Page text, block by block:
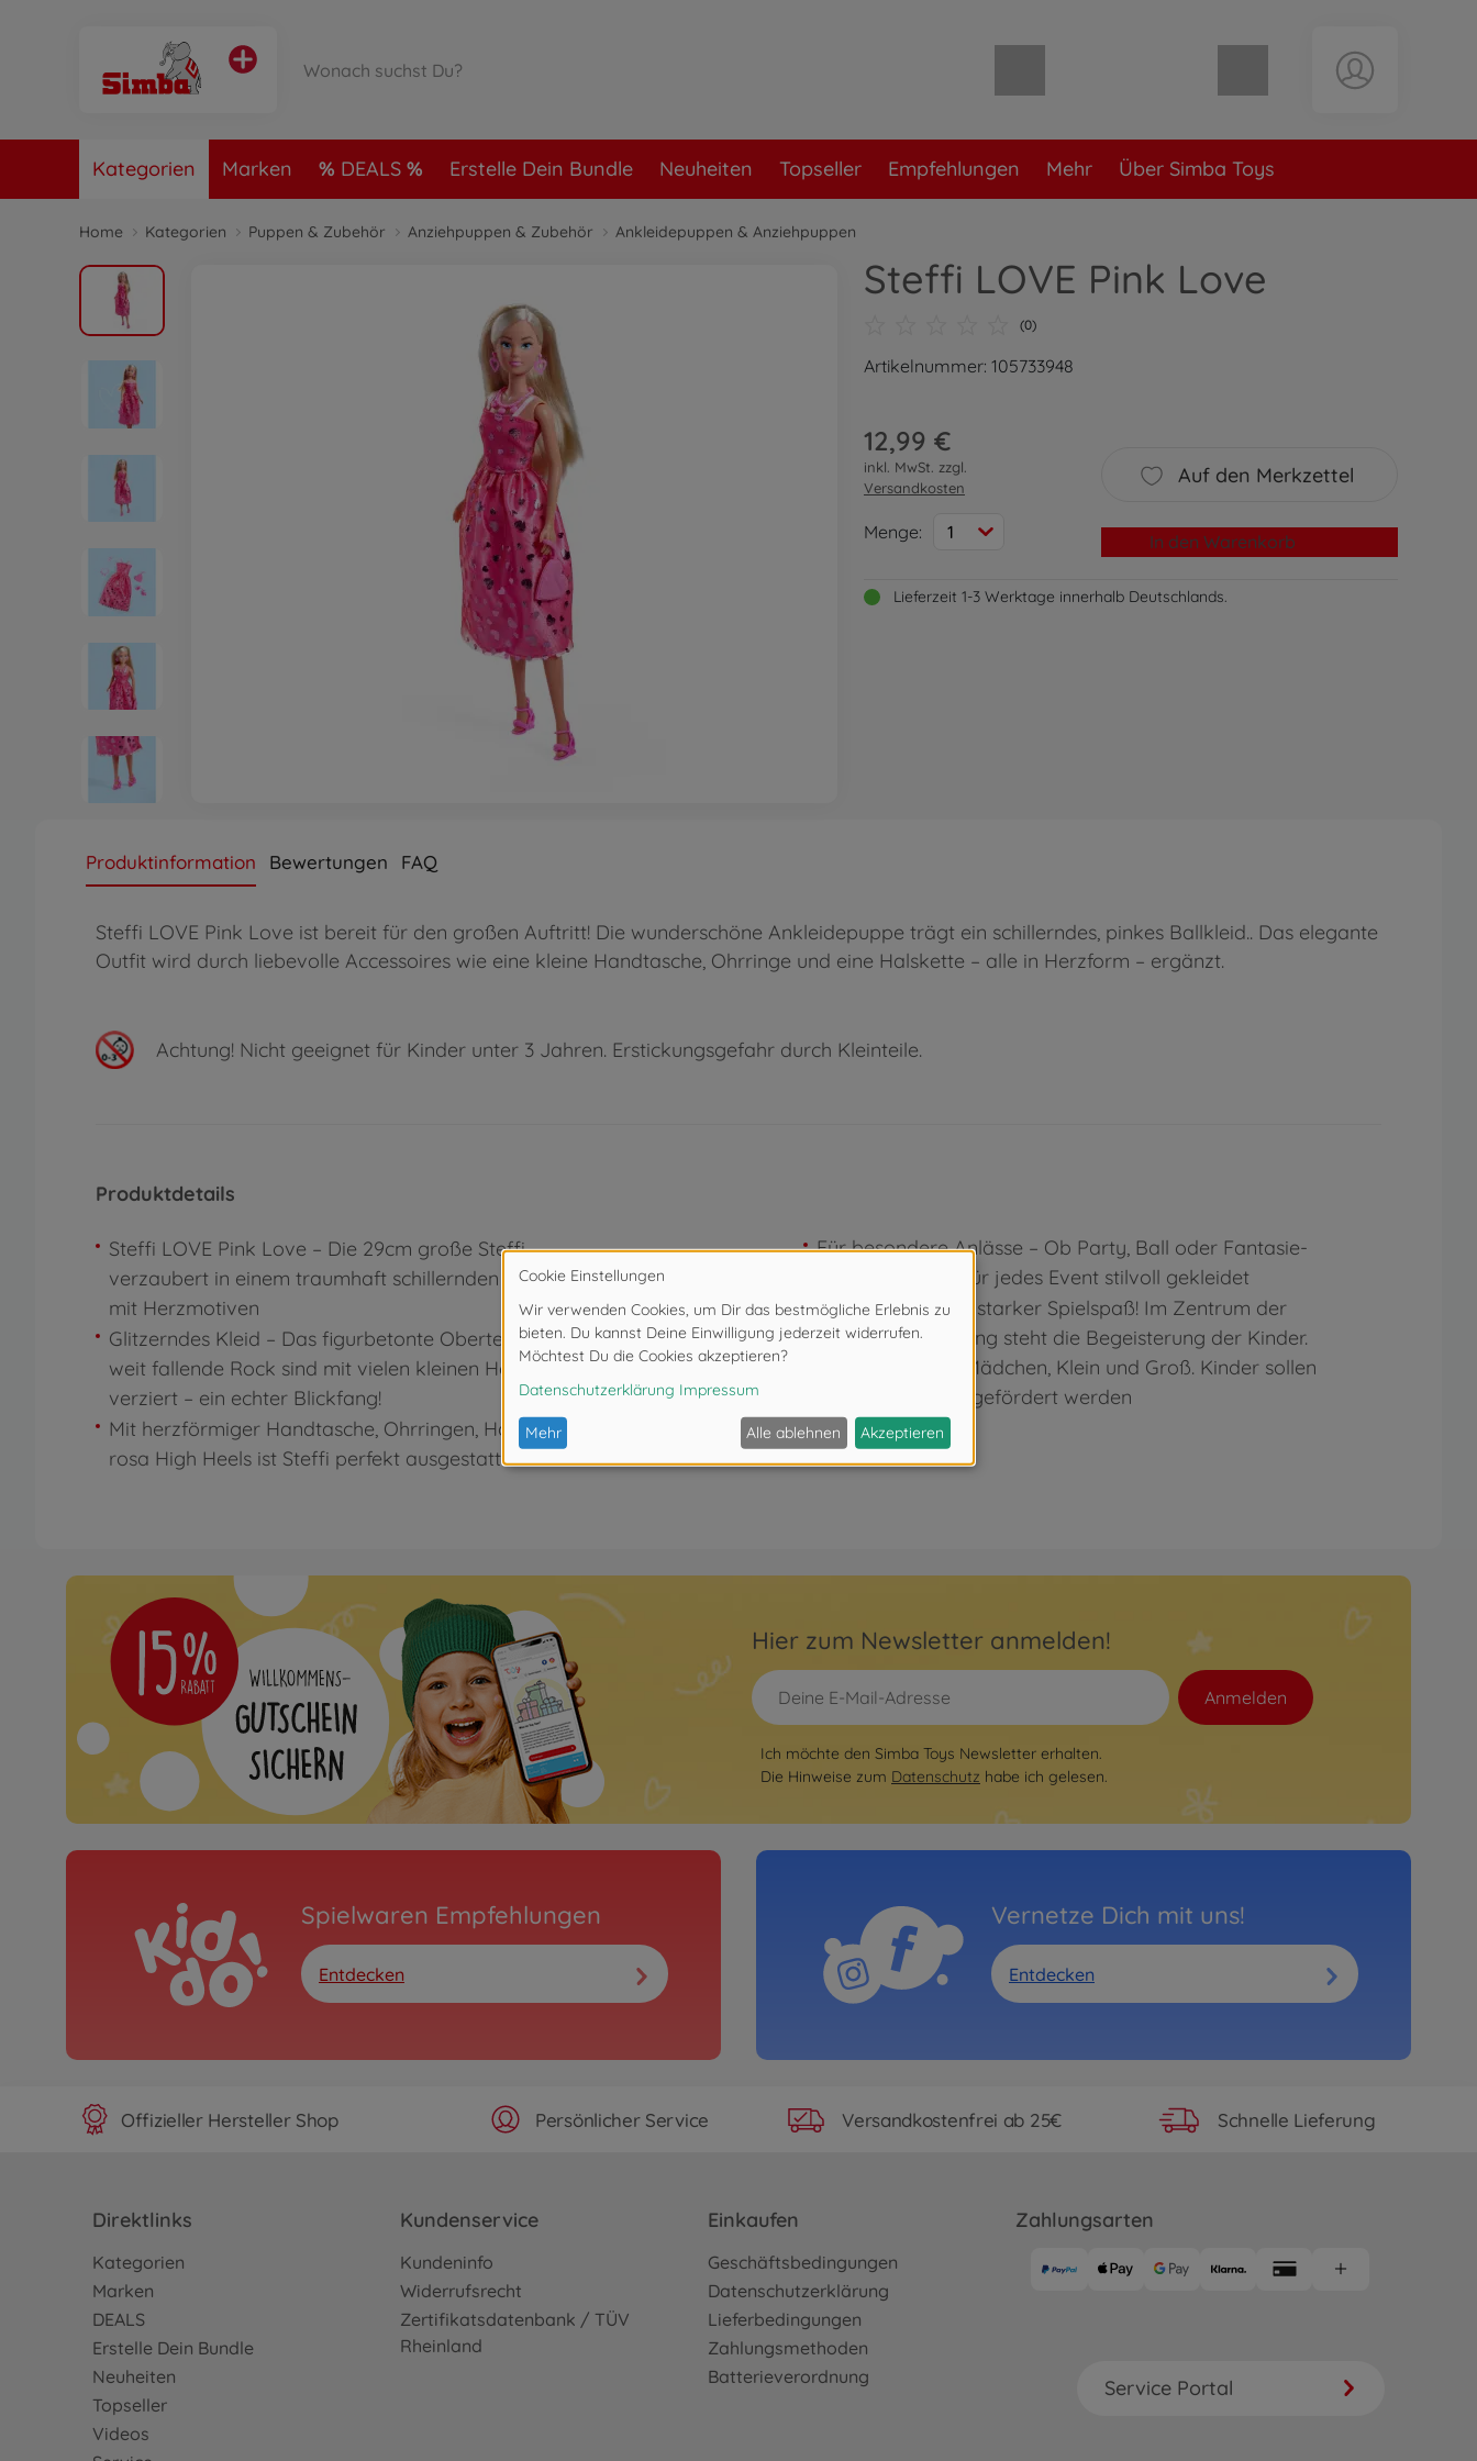
Warenkorb leer
Kategorien Marken DEALS Erstelle Dein Bundle Neuheiten Topseller Empfehlungen Mehr Über Simba Toys
Home Kategorien Puppen & Zubehör Anziehpuppen & Zubehör Ankleidepuppen & Anziehpuppen
Steffi LOVE Pink Love
(0)
Artikelnummer: 105733948
12,99 €
inkl. MwSt. zzgl.
Versandkosten
Menge: 1
Auf den Merkzettel
In den Warenkorb
Lieferzeit 1-3 Werktage innerhalb Deutschlands.
Produktinformation Bewertungen FAQ
Steffi LOVE Pink Love ist bereit für den großen Auftritt! Die wunderschöne Ankleidepuppe trägt ein schillerndes, pinkes Ballkleid.. Das elegante
Outfit wird durch liebevolle Accessoires wie eine kleine Handtasche, Ohrringe und eine Halskette – alle in Herzform – ergänzt.
Achtung! Nicht geeignet für Kinder unter 3 Jahren. Erstickungsgefahr durch Kleinteile.
Produktdetails
Steffi LOVE Pink Love – Die 29cm große Steffi
verzaubert in einem traumhaft schillernden Ballkleid
mit Herzmotiven
Glitzerndes Kleid – Das figurbetonte Oberteil und der
weit fallende Rock sind mit vielen kleinen Herzen
verziert – ein echter Blickfang!
Mit herzförmiger Handtasche, Ohrringen, Halskette und
rosa High Heels ist Steffi perfekt ausgestattet
Für besondere Anlässe – Ob Party, Ball oder Fantasie-
Reise – Steffi ist für jedes Event stilvoll gekleidet
Simba - Elefantenstarker Spielspaß! Im Zentrum der
Produktentwicklung steht die Begeisterung der Kinder.
Für Jungen und Mädchen, Klein und Groß. Kinder sollen
Spaß haben und gefördert werden
Hier zum Newsletter anmelden!
Anmelden
Ich möchte den Simba Toys Newsletter erhalten.
Die Hinweise zum Datenschutz habe ich gelesen.
Spielwaren Empfehlungen
Entdecken
Vernetze Dich mit uns!
Entdecken
Offizieller Hersteller Shop Persönlicher Service Versandkostenfrei ab 25€ Schnelle Lieferung
Direktlinks
Kategorien
Marken
DEALS
Erstelle Dein Bundle
Neuheiten
Topseller
Videos
Kundenservice
Kundeninfo
Widerrufsrecht
Zertifikatsdatenbank / TÜV
Rheinland
Einkaufen
Geschäftsbedingungen
Datenschutzerklärung
Lieferbedingungen
Zahlungsmethoden
Batterieverordnung
Zahlungsarten
Service Portal